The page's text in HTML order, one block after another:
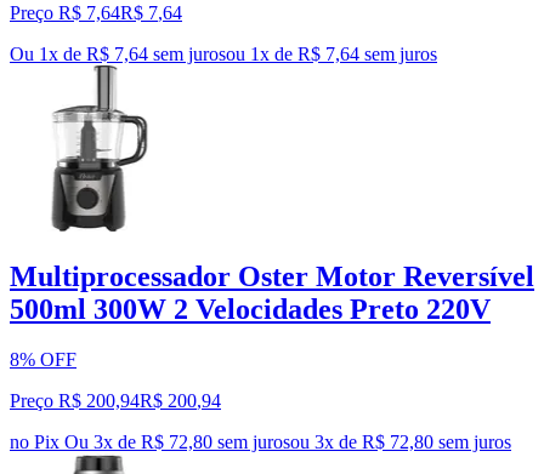
Preço R$ 7,64R$ 7,64
Ou 1x de R$ 7,64 sem jurosou 1x de R$ 7,64 sem juros
Multiprocessador Oster Motor Reversível
500ml 300W 2 Velocidades Preto 220V
8% OFF
Preço R$ 200,94R$ 200,94
no Pix Ou 3x de R$ 72,80 sem jurosou 3x de R$ 72,80 sem juros